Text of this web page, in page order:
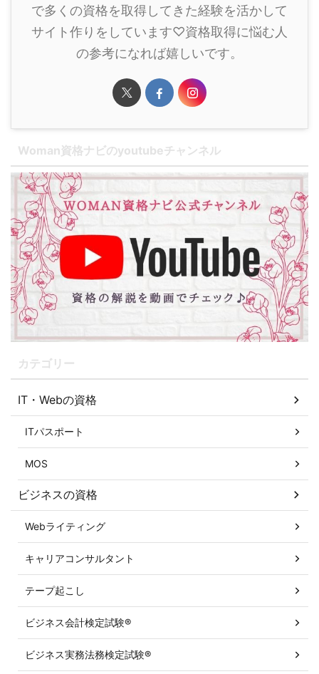
で多くの資格を取得してきた経験を活かして
サイト作りをしています♡資格取得に悩む人
の参考になれば嬉しいです。
Woman資格ナビのyoutubeチャンネル
カテゴリー
IT・Webの資格
ITパスポート
MOS
ビジネスの資格
Webライティング
キャリアコンサルタント
テープ起こし
ビジネス会計検定試験®
ビジネス実務法務検定試験®